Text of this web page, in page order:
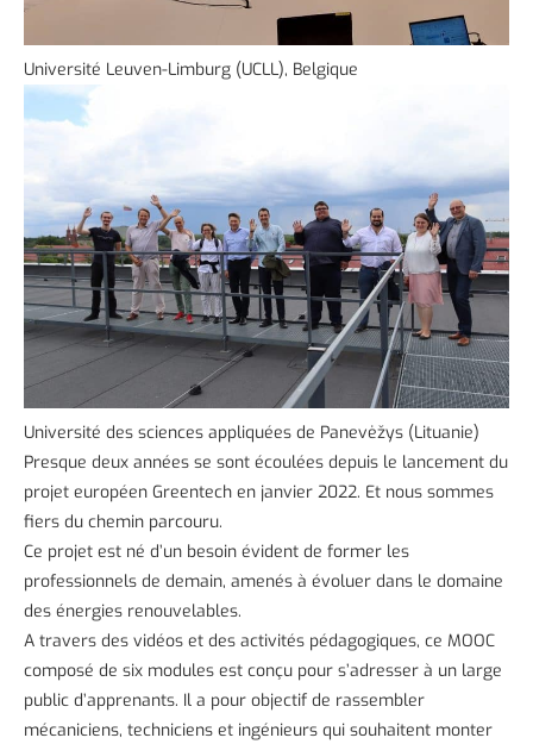
Université Leuven-Limburg (UCLL), Belgique
Université des sciences appliquées de Panevėžys (Lituanie)
Presque deux années se sont écoulées depuis le lancement du
projet européen Greentech en janvier 2022. Et nous sommes
fiers du chemin parcouru.
Ce projet est né d’un besoin évident de former les
professionnels de demain, amenés à évoluer dans le domaine
des énergies renouvelables.
A travers des vidéos et des activités pédagogiques, ce MOOC
composé de six modules est conçu pour s’adresser à un large
public d’apprenants. Il a pour objectif de rassembler
mécaniciens, techniciens et ingénieurs qui souhaitent monter